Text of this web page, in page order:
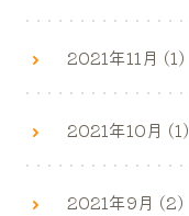
2021年11月 (1)
2021年10月 (1)
2021年9月 (2)